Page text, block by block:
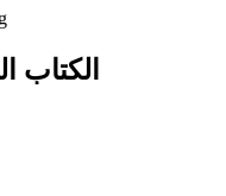
الكتاب